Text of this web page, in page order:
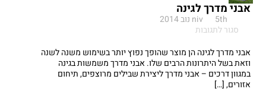
אבני מדרך לגינה
niv
5th נוב 2014
סגור לתגובות
מדרך
לגינה
אבני מדרך לגינה הן מוצר שהופך נפוץ יותר בשימוש משנה לשנה
וזאת בשל היתרונות הרבים שלו. אבני מדרך משמשות בגינה
במגוון דרכים – אבני מדרך ליצירת שבילים מרוצפים, תיחום
אזורים, […]